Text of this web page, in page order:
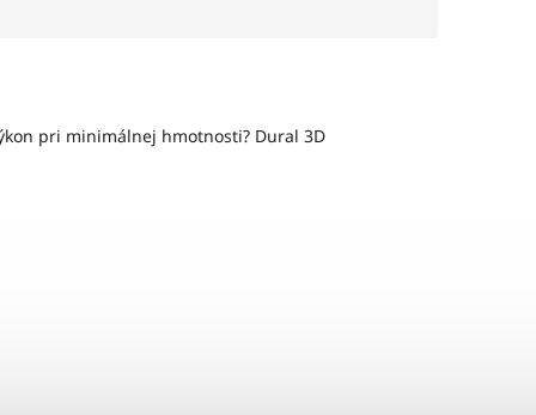
pri minimálnej hmotnosti? Dural 3D